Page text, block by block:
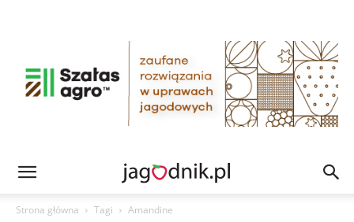
Strona główna Tagi Amandine